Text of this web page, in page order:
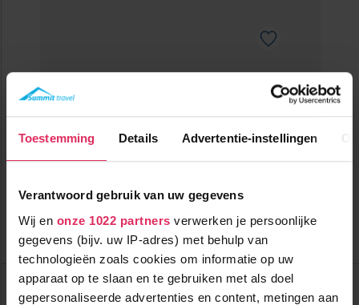
Toestemming Details Advertentie-instellingen
Verantwoord gebruik van uw gegevens
Wij en onze 1022 partners verwerken je persoonlijke
gegevens (bijv. uw IP-adres) met behulp van
technologieën zoals cookies om informatie op uw
apparaat op te slaan en te gebruiken met als doel
gepersonaliseerde advertenties en content, metingen aan
Flachau!
499 p.p.
incl. skipas
700m tot skilift
8,8
Tot 6 weken voor vertrek gratis annuleren
Hotel Garni Santa Barbara